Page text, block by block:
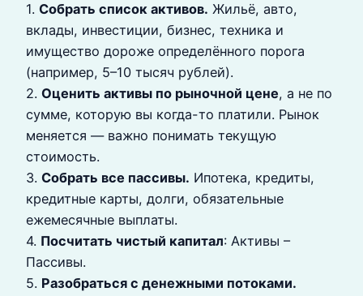
1. Собрать список активов. Жильё, авто,
вклады, инвестиции, бизнес, техника и
имущество дороже определённого порога
(например, 5–10 тысяч рублей).
2. Оценить активы по рыночной цене, а не по
сумме, которую вы когда-то платили. Рынок
меняется — важно понимать текущую
стоимость.
3. Собрать все пассивы. Ипотека, кредиты,
кредитные карты, долги, обязательные
ежемесячные выплаты.
4. Посчитать чистый капитал: Активы –
Пассивы.
5. Разобраться с денежными потоками.